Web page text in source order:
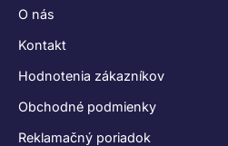
O nás
Kontakt
Hodnotenia zákazníkov
Obchodné podmienky
Reklamačný poriadok